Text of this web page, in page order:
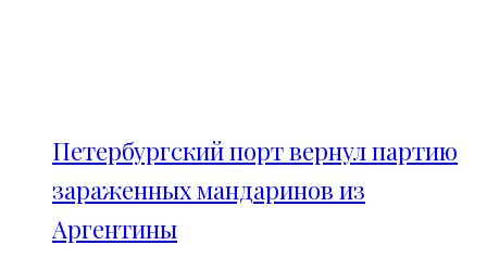
Петербургский порт вернул партию
зараженных мандаринов из
Аргентины